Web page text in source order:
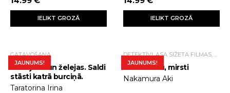
IELIKT GROZĀ IELIKT GROZĀ
JAUNUMS!
GATAVOŠANA
Ievārījumi un želejas. Saldi
stāsti katrā burciņā.
Taratorina Irina
JAUNUMS!
Es tevi mīlu, mirsti
Nakamura Aki